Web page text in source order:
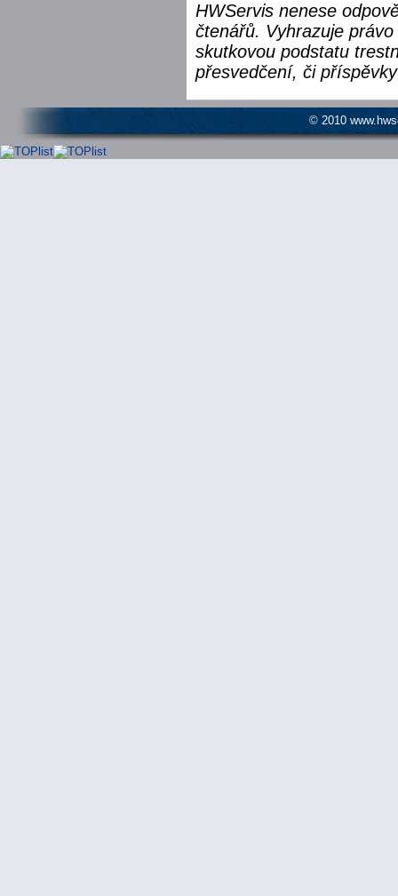
HWServis nenese
čtenářů. Vyhrazuje
skutkovou podstatu
přesvedčení, či
© 2010